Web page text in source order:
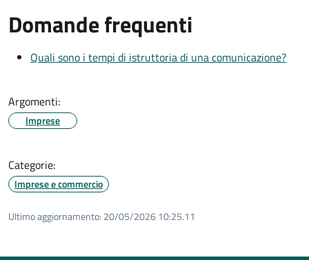
Domande frequenti
Quali sono i tempi di istruttoria di una comunicazione?
Argomenti:
Imprese
Categorie:
Imprese e commercio
Ultimo aggiornamento: 20/05/2026 10:25.11